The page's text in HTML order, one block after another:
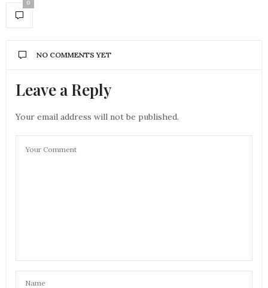
0
NO COMMENTS YET
Leave a Reply
Your email address will not be published.